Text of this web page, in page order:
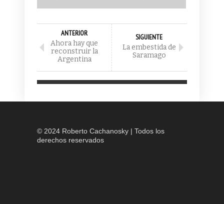
ANTERIOR
Ahora hay que
reconstruir la
Argentina
SIGUIENTE
La embestida de
Saramago
© 2024 Roberto Cachanosky | Todos los
derechos reservados